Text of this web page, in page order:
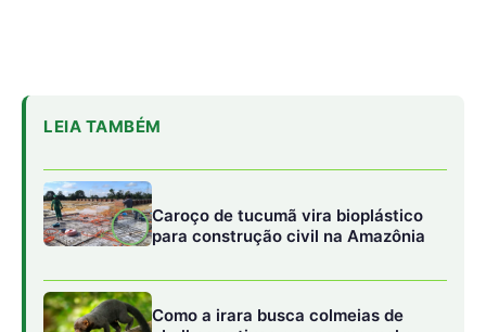
De acordo com a Azul, o OptiClimb já evitou, em um ano e
meio, a emissão de 28 milhões de toneladas de CO₂. Para
ocupar cerca de 15,3 bilhões de metros cúbicos de ar – o
suficiente para encher mais de 6,1 mil piscinas olímpicas.